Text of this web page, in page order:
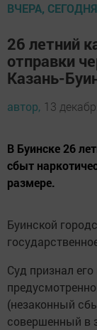
ВЧЕРА,
26 летний
отправки
Казань-
автор, 13
В Буинске 26
сбыт
размере.
Буинской
Суд признал
(незаконный
совершенный в